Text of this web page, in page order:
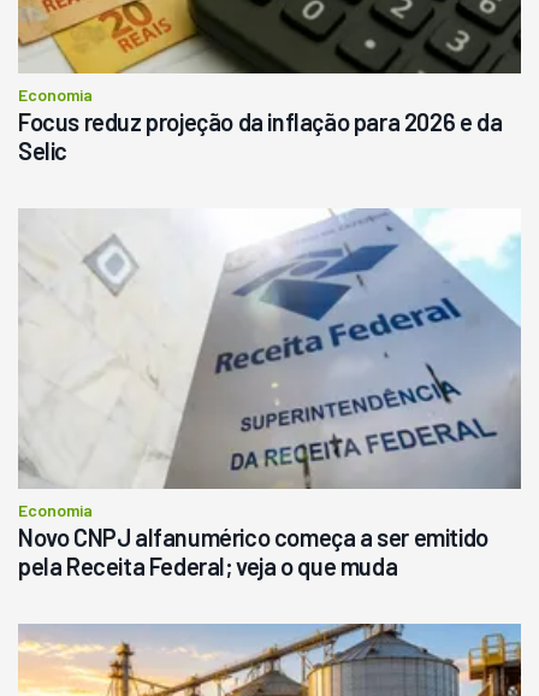
Economia
Focus reduz projeção da inflação para 2026 e da
Selic
Economia
Novo CNPJ alfanumérico começa a ser emitido
pela Receita Federal; veja o que muda